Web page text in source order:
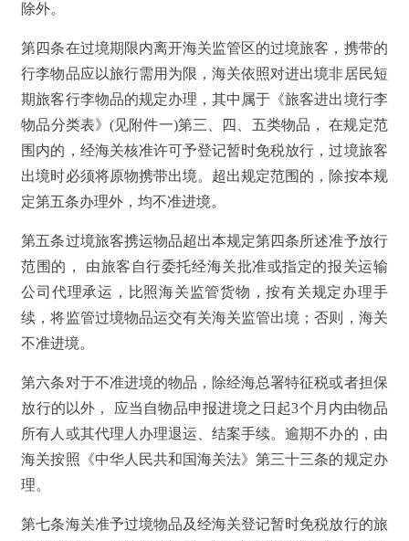
除外。
第四条在过境期限内离开海关监管区的过境旅客，携带的
行李物品应以旅行需用为限，海关依照对进出境非居民短
期旅客行李物品的规定办理，其中属于《旅客进出境行李
物品分类表》(见附件一)第三、四、五类物品， 在规定范
围内的，经海关核准许可予登记暂时免税放行，过境旅客
出境时必须将原物携带出境。超出规定范围的，除按本规
定第五条办理外，均不准进境。
第五条过境旅客携运物品超出本规定第四条所述准予放行
范围的， 由旅客自行委托经海关批准或指定的报关运输
公司代理承运，比照海关监管货物，按有关规定办理手
续，将监管过境物品运交有关海关监管出境；否则，海关
不准进境。
第六条对于不准进境的物品，除经海总署特征税或者担保
放行的以外， 应当自物品申报进境之日起3个月内由物品
所有人或其代理人办理退运、结案手续。逾期不办的，由
海关按照《中华人民共和国海关法》第三十三条的规定办
理。
第七条海关准予过境物品及经海关登记暂时免税放行的旅